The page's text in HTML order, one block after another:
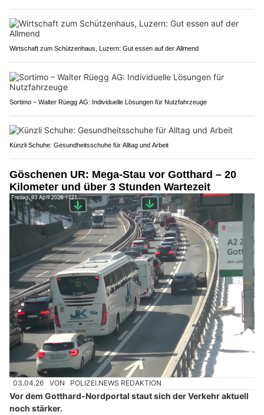
Wirtschaft zum Schützenhaus, Luzern: Gut essen auf der Allmend
Sortimo – Walter Rüegg AG: Individuelle Lösungen für Nutzfahrzeuge
Künzli Schuhe: Gesundheitsschuhe für Alltag und Arbeit
Göschenen UR: Mega-Stau vor Gotthard – 20
Kilometer und über 3 Stunden Wartezeit
03.04.26 VON POLIZEI.NEWS REDAKTION
Vor dem Gotthard-Nordportal staut sich der Verkehr aktuell
noch stärker.